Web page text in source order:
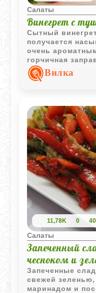
Салаты
Винегрет с
Сытный
получается
очень
горчичная
мягкий вкус
Вилка
11,78K 0 40
Салаты
Запеченный
чесноком и
Запеченные
свежей
маринадом и